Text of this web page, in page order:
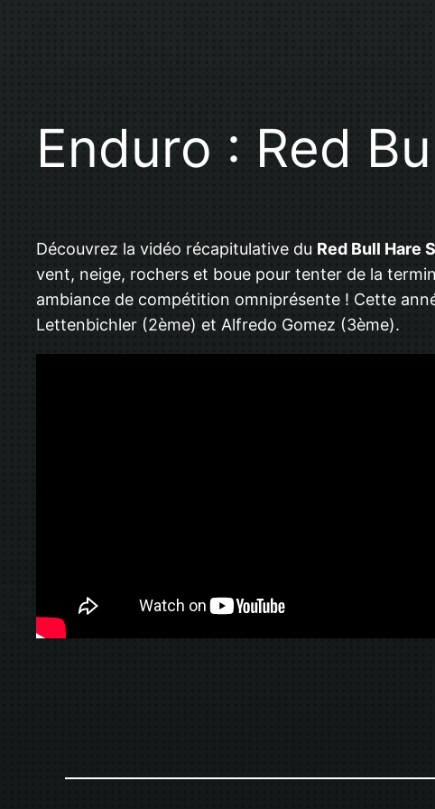
Enduro : Red
Découvrez la vidéo récapitulative du Red Bull Hare
vent, neige, rochers et boue pour tenter de la
ambiance de compétition omniprésente ! Cette
Lettenbichler (2ème) et Alfredo Gomez (3ème).